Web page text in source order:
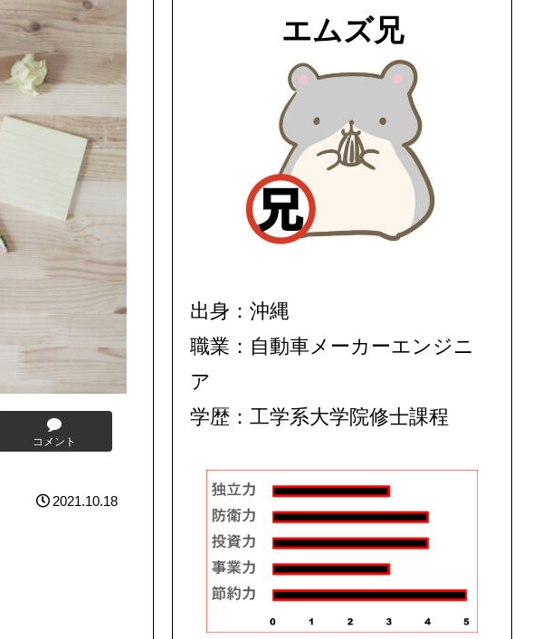
コメント
2021.10.18
エムズ兄
出身：沖縄
職業：自動車メーカーエンジニ
ア
学歴：工学系大学院修士課程